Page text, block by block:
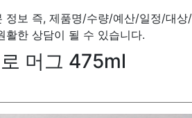
정보 즉, 제품명/수량/예산/일정/대상/
활한 상담이 될 수 있습니다.
머그 475ml